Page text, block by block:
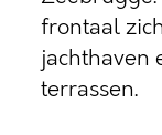
frontaal
jachthaven
terrassen.